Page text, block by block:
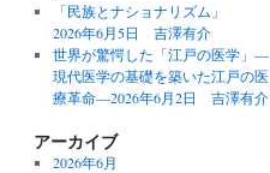
「民族とナショナリズム」
2026年6月5日 吉澤有介
世界が驚愕した「江戸の医学」—
現代医学の基礎を築いた江戸の医
療革命—2026年6月2日 吉澤有介
アーカイブ
2026年6月